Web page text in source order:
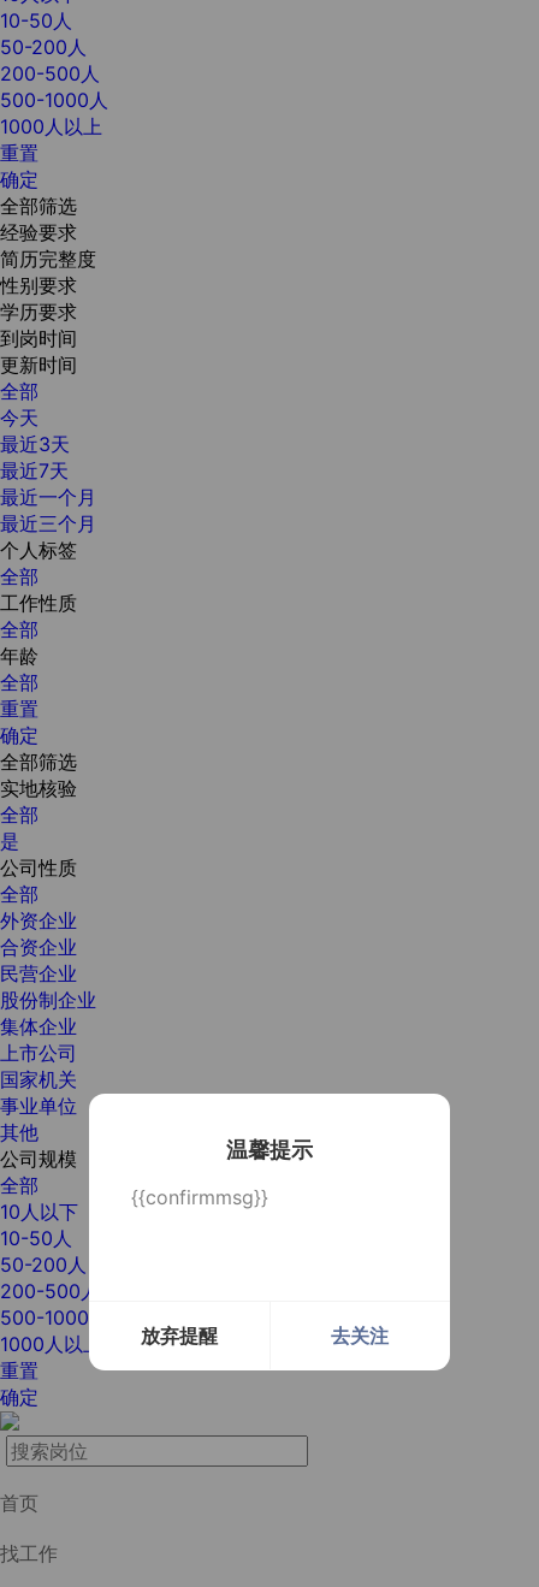
温馨提示
{{confirmmsg}}
放弃提醒 去关注
10-50人
50-200人
200-500人
500-1000人
1000人以上
重置
确定
全部筛选
经验要求
简历完整度
性别要求
学历要求
到岗时间
更新时间
全部
今天
最近3天
最近7天
最近一个月
最近三个月
个人标签
全部
工作性质
全部
年龄
全部
重置
确定
全部筛选
实地核验
全部
是
公司性质
全部
外资企业
合资企业
民营企业
股份制企业
集体企业
上市公司
国家机关
事业单位
其他
公司规模
全部
10人以下
10-50人
50-200人
200-500人
500-1000人
1000人以上
重置
确定
首页
找工作